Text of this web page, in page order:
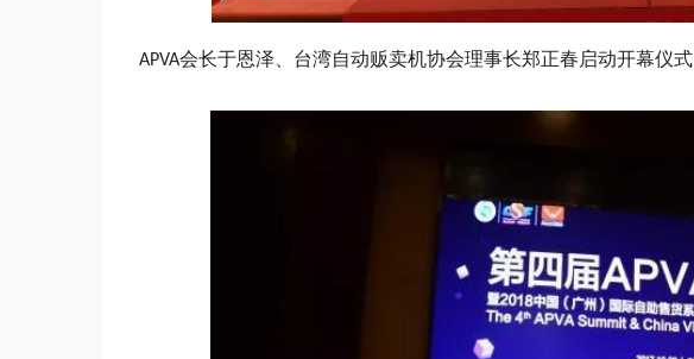
APVA会长于恩泽、台湾自动贩卖机协会理事长郑正春启动开幕仪式